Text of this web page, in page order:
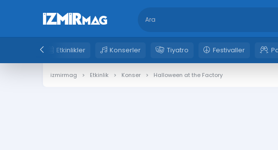
Etkinlikler Konserler Tiyatro Festivaller
izmirmag Etkinlik Konser Halloween at the Factory